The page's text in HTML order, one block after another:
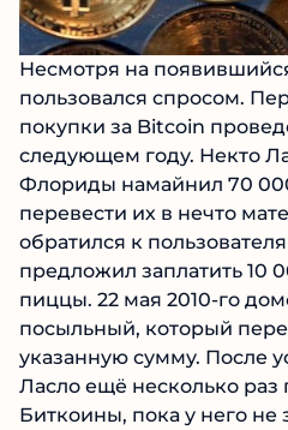
Несмотря на
пользовался спросом.
покупки за Bitcoin
следующем году. Некто
Флориды намайнил 70
перевести их в нечто
обратился к
предложил заплатить 10
пиццы. 22 мая 2010-го
посыльный, который
указанную сумму. После
Ласло ещё несколько раз
Биткоины, пока у него не